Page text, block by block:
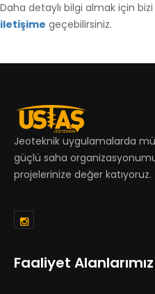
Daha detaylı bilgi almak için bizi
iletişime geçebilirsiniz.
Jeoteknik uygulamalarda
güçlü saha
projelerinize değer katıyoruz.
Faaliyet Alanlarımız